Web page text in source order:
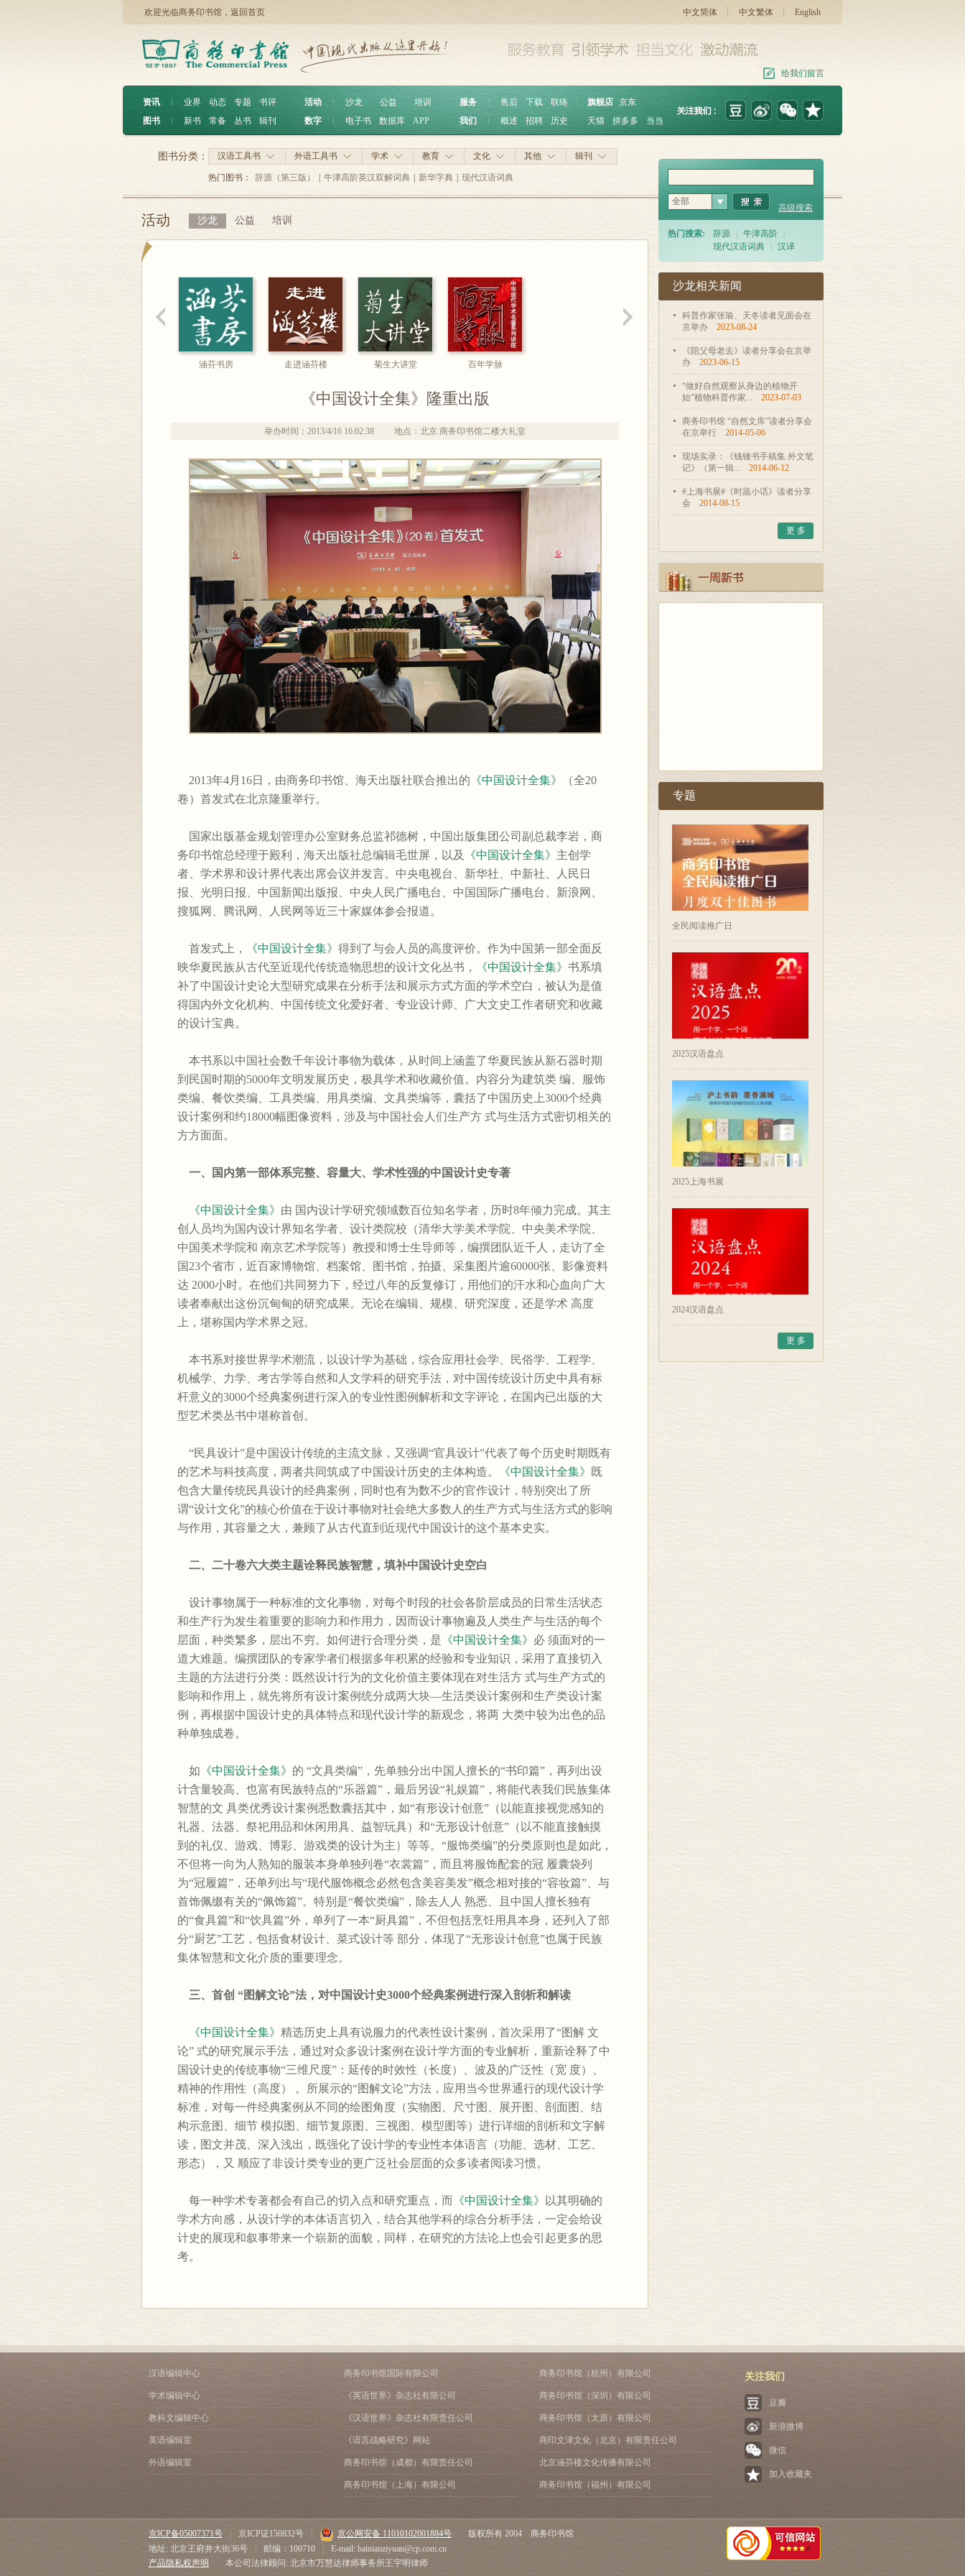
欢迎光临商务印书馆， 返回首页 中文简体 中文繁体 English
给我们留言
资讯 ︱ 业界 动态 专题
书评
图书
︱ 新书 常备 丛书 辑刊
活动 沙龙 公益
培训
数字
电子书 数据库 APP
服务 ︱ 售后 下载
联络
我们
概述 招聘 历史
旗舰店 京东
天猫
拼多多 当当
汉语工具书 外语工具书 学术 教育 文化 其他 辑刊
图书分类：
热门图书： 辞源（第三版） 牛津高阶英汉双解词典 新华字典 现代汉语词典
活动 沙龙 公益 培训
涵芬书房 走进涵芬楼 菊生大讲堂 百年学脉
《中国设计全集》隆重出版
举办时间：2013/4/16 16:02:38 地点：北京.商务印书馆二楼大礼堂
2013年4月16日，由商务印书馆、海天出版社联合推出的 《中国设计全集》
（全20
卷）首发式在北京隆重举行。
国家出版基金规划管理办公室财务总监祁德树，中国出版集团公司副总裁李岩，商
务印书馆总经理于殿利，海天出版社总编辑毛世屏，以及
《中国设计全集》 主创学
者、学术界和设计界代表出席会议并发言。中央电视台、新华社、中新社、人民日
报、光明日报、中国新闻出版报、中央人民广播电台、中国国际广播电台、新浪网、
搜狐网、腾讯网、人民网等近三十家媒体参会报道。
首发式上， 《中国设计全集》 得到了与会人员的高度评价。作为中国第一部全面反
映华夏民族从古代至近现代传统造物思想的设计文化丛书，
《中国设计全集》 书系填
补了中国设计史论大型研究成果在分析手法和展示方式方面的学术空白，被认为是值
得国内外文化机构、中国传统文化爱好者、专业设计师、广大文史工作者研究和收藏
的设计宝典。
本书系以中国社会数千年设计事物为载体，从时间上涵盖了华夏民族从新石器时期
到民国时期的5000年文明发展历史，极具学术和收藏价值。内容分为建筑类 编、服饰
类编、餐饮类编、工具类编、用具类编、文具类编等，囊括了中国历史上3000个经典
设计案例和约18000幅图像资料，涉及与中国社会人们生产方 式与生活方式密切相关的
方方面面。
一、国内第一部体系完整、容量大、学术性强的中国设计史专著
《中国设计全集》 由 国内设计学研究领域数百位知名学者，历时8年倾力完成。其主
创人员均为国内设计界知名学者、设计类院校（清华大学美术学院、中央美术学院、
中国美术学院和 南京艺术学院等）教授和博士生导师等，编撰团队近千人，走访了全
国23个省市，近百家博物馆、档案馆、图书馆，拍摄、采集图片逾60000张、影像资料
达 2000小时。在他们共同努力下，经过八年的反复修订，用他们的汗水和心血向广大
读者奉献出这份沉甸甸的研究成果。无论在编辑、规模、研究深度，还是学术 高度
上，堪称国内学术界之冠。
本书系对接世界学术潮流，以设计学为基础，综合应用社会学、民俗学、工程学、
机械学、力学、考古学等自然和人文学科的研究手法，对中国传统设计历史中具有标
杆意义的3000个经典案例进行深入的专业性图例解析和文字评论，在国内已出版的大
型艺术类丛书中堪称首创。
“民具设计”是中国设计传统的主流文脉，又强调“官具设计”代表了每个历史时期既有
的艺术与科技高度，两者共同筑成了中国设计历史的主体构造。
《中国设计全集》
既
包含大量传统民具设计的经典案例，同时也有为数不少的官作设计，特别突出了所
谓“设计文化”的核心价值在于设计事物对社会绝大多数人的生产方式与生活方式的影响
与作用，其容量之大，兼顾了从古代直到近现代中国设计的这个基本史实。
二、二十卷六大类主题诠释民族智慧，填补中国设计史空白
设计事物属于一种标准的文化事物，对每个时段的社会各阶层成员的日常生活状态
和生产行为发生着重要的影响力和作用力，因而设计事物遍及人类生产与生活的每个
层面，种类繁多，层出不穷。如何进行合理分类，是 《中国设计全集》 必 须面对的一
道大难题。编撰团队的专家学者们根据多年积累的经验和专业知识，采用了直接切入
主题的方法进行分类：既然设计行为的文化价值主要体现在对生活方 式与生产方式的
影响和作用上，就先将所有设计案例统分成两大块—生活类设计案例和生产类设计案
例，再根据中国设计史的具体特点和现代设计学的新观念，将两 大类中较为出色的品
种单独成卷。
如 《中国设计全集》 的 “文具类编”，先单独分出中国人擅长的“书印篇”，再列出设
计含量较高、也富有民族特点的“乐器篇”，最后另设“礼娱篇”，将能代表我们民族集体
智慧的文 具类优秀设计案例悉数囊括其中，如“有形设计创意”（以能直接视觉感知的
礼器、法器、祭祀用品和休闲用具、益智玩具）和“无形设计创意”（以不能直接触摸
到的礼仪、游戏、博彩、游戏类的设计为主）等等。“服饰类编”的分类原则也是如此，
不但将一向为人熟知的服装本身单独列卷“衣裳篇”，而且将服饰配套的冠 履囊袋列
为“冠履篇”，还单列出与“现代服饰概念必然包含美容美发”概念相对接的“容妆篇”、与
首饰佩缀有关的“佩饰篇”。特别是“餐饮类编”，除去人人 熟悉、且中国人擅长独有
的“食具篇”和“饮具篇”外，单列了一本“厨具篇”，不但包括烹饪用具本身，还列入了部
分“厨艺”工艺，包括食材设计、菜式设计等 部分，体现了“无形设计创意”也属于民族
集体智慧和文化介质的重要理念。
三、首创 “图解文论”法，对中国设计史3000个经典案例进行深入剖析和解读
《中国设计全集》 精选历史上具有说服力的代表性设计案例，首次采用了“图解 文
论” 式的研究展示手法，通过对众多设计案例在设计学方面的专业解析，重新诠释了中
国设计史的传统事物“三维尺度”：延传的时效性（长度）、波及的广泛性（宽 度）、
精神的作用性（高度） 。所展示的“图解文论”方法，应用当今世界通行的现代设计学
标准，对每一件经典案例从不同的绘图角度（实物图、尺寸图、展开图、剖面图、结
构示意图、细节 模拟图、细节复原图、三视图、模型图等）进行详细的剖析和文字解
读，图文并茂、深入浅出，既强化了设计学的专业性本体语言（功能、选材、工艺、
形态），又 顺应了非设计类专业的更广泛社会层面的众多读者阅读习惯。
每一种学术专著都会有自己的切入点和研究重点，而 《中国设计全集》
以其明确的
学术方向感，从设计学的本体语言切入，结合其他学科的综合分析手法，一定会给设
计史的展现和叙事带来一个崭新的面貌，同样，在研究的方法论上也会引起更多的思
考。
全部
高级搜索
热门搜索: 辞源 牛津高阶
现代汉语词典
汉译
沙龙相关新闻
科普作家张瑜、天冬读者见面会在
京举办
2023-08-24
《陪父母老去》读者分享会在京举
办
2023-06-15
“做好自然观察从身边的植物开
始”植物科普作家...
2023-07-03
商务印书馆 “自然文库”读者分享会
在京举行
2014-05-06
现场实录：《钱锺书手稿集.外文笔
记》（第一辑...
2014-06-12
#上海书展#《时蔬小话》读者分享
会
2014-08-15
更 多
专题
全民阅读推广日
2025汉语盘点
2025上海书展
2024汉语盘点
更 多
汉语编辑中心
学术编辑中心
教科文编辑中心
英语编辑室
外语编辑室
商务印书馆国际有限公司
《英语世界》杂志社有限公司
《汉语世界》杂志社有限责任公司
《语言战略研究》网站
商务印书馆（成都）有限责任公司
商务印书馆（上海）有限公司
商务印书馆（杭州）有限公司
商务印书馆（深圳）有限公司
商务印书馆（太原）有限公司
商印文津文化（北京）有限责任公司
北京涵芬楼文化传播有限公司
商务印书馆（福州）有限公司
关注我们
豆瓣
新浪微博
微信
加入收藏夹
京ICP备05007371号 京ICP证150832号 京公网安备 11010102001884号
版权所有 2004 商务印书馆
地址: 北京王府井大街36号
邮编：100710
E-mail: bainianziyuan@cp.com.cn
产品隐私权声明
本公司法律顾问: 北京市万慧达律师事务所王宇明律师